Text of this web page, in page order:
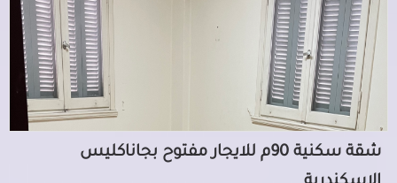
شقة سكنية 90م للايجار مفتوح بجاناكليس